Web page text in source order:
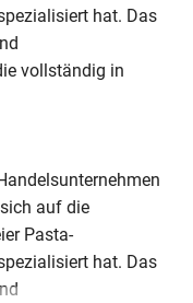
hat. Das
vollständig in
auf die
Pasta-
hat. Das